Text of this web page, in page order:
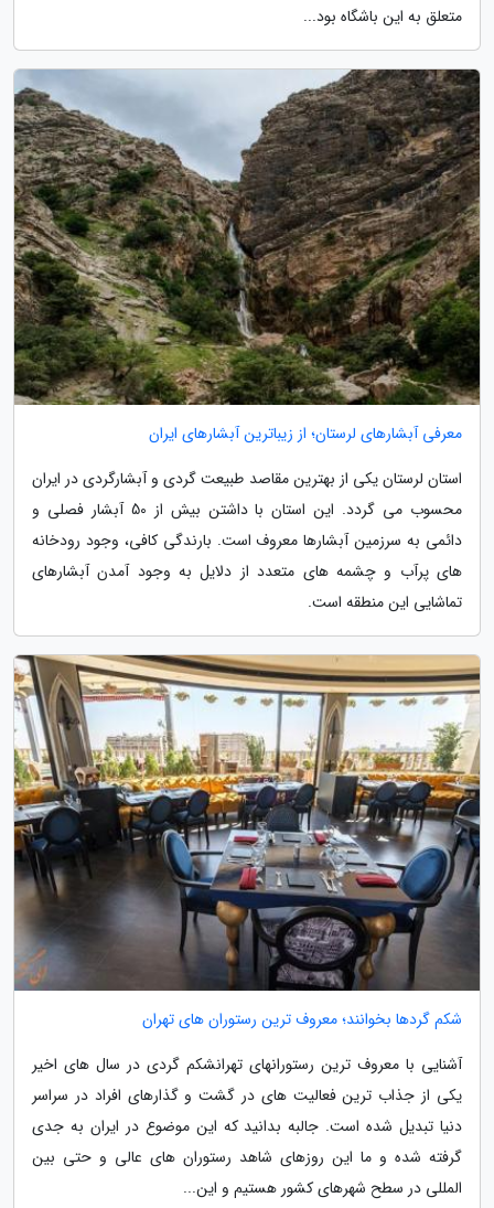
متعلق به این باشگاه بود...
معرفی آبشارهای لرستان؛ از زیباترین آبشارهای ایران
استان لرستان یکی از بهترین مقاصد طبیعت گردی و آبشارگردی در ایران
محسوب می گردد. این استان با داشتن بیش از 50 آبشار فصلی و
دائمی به سرزمین آبشارها معروف است. بارندگی کافی، وجود رودخانه
های پرآب و چشمه های متعدد از دلایل به وجود آمدن آبشارهای
تماشایی این منطقه است.
شکم گردها بخوانند؛ معروف ترین رستوران های تهران
آشنایی با معروف ترین رستورانهای تهرانشکم گردی در سال های اخیر
یکی از جذاب ترین فعالیت های در گشت و گذارهای افراد در سراسر
دنیا تبدیل شده است. جالبه بدانید که این موضوع در ایران به جدی
گرفته شده و ما این روزهای شاهد رستوران های عالی و حتی بین
المللی در سطح شهرهای کشور هستیم و این...